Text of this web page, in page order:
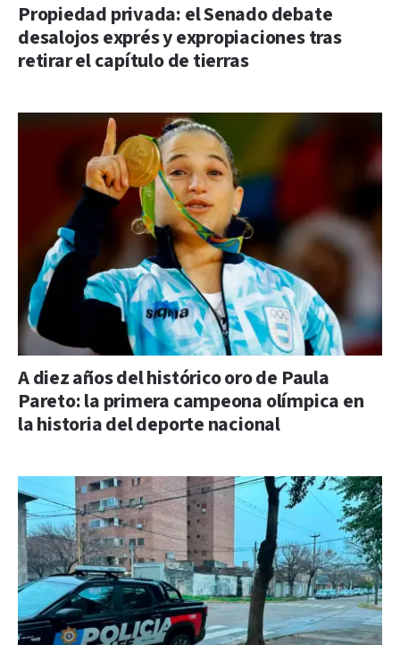
Propiedad privada: el Senado debate
desalojos exprés y expropiaciones tras
retirar el capítulo de tierras
A diez años del histórico oro de Paula
Pareto: la primera campeona olímpica en
la historia del deporte nacional